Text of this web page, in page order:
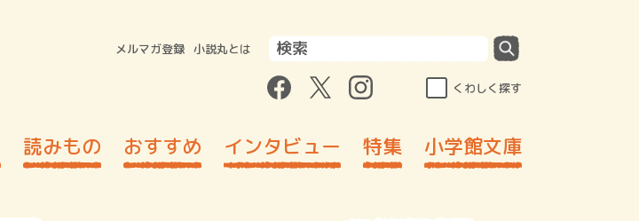
メルマガ登録 小説丸とは
くわしく探す
読みもの おすすめ インタビュー 特集 小学館文庫